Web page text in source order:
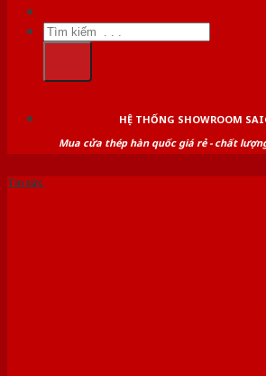
Tìm
kiếm:
HỆ THỐNG SHOWROOM
Mua cửa thép hàn quốc giá rẻ - chất
Tin tức